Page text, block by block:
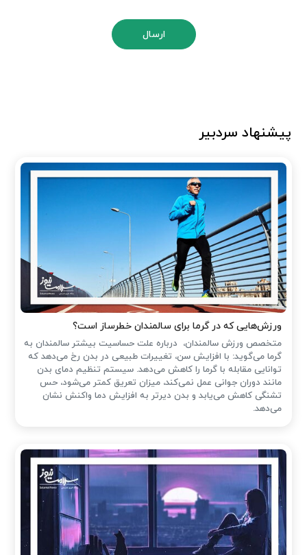
ارسال
پیشنهاد سردبیر
ورزش‌هایی که در گرما برای سالمندان خطرساز است؟
متخصص ورزش سالمندان، درباره علت حساسیت بیشتر سالمندان به
گرما می‌گوید: با افزایش سن، تغییرات طبیعی در بدن رخ می‌دهد که
توانایی مقابله با گرما را کاهش می‌دهد. سیستم تنظیم دمای بدن
مانند دوران جوانی عمل نمی‌کند، میزان تعریق کمتر می‌شود، حس
تشنگی کاهش می‌یابد و بدن دیرتر به افزایش دما واکنش نشان
می‌دهد.